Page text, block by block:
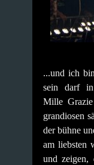
...und ich
sein darf in
Mille
grandiosen
der bühne
am liebsten
und zeigen,